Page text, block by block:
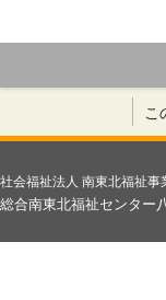
こ
社会福祉法人 南東北福祉事
総合南東北福祉センター